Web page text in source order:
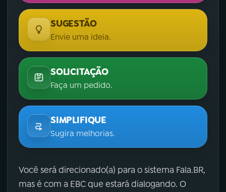
SUGESTÃO
Envie uma ideia.
SOLICITAÇÃO
Faça um pedido.
SIMPLIFIQUE
Sugira melhorias.
Você será direcionado(a) para o sistema Fala.BR,
mas é com a EBC que estará dialogando. O